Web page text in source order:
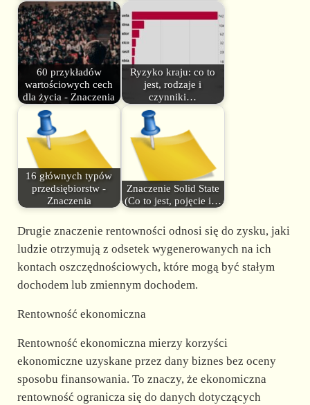
60 przykładów
wartościowych cech
dla życia - Znaczenia
Ryzyko kraju: co to
jest, rodzaje i
czynniki…
16 głównych typów
przedsiębiorstw -
Znaczenia
Znaczenie Solid State
(Co to jest, pojęcie i…
Drugie znaczenie rentowności odnosi się do zysku, jaki
ludzie otrzymują z odsetek wygenerowanych na ich
kontach oszczędnościowych, które mogą być stałym
dochodem lub zmiennym dochodem.
Rentowność ekonomiczna
Rentowność ekonomiczna mierzy korzyści
ekonomiczne uzyskane przez dany biznes bez oceny
sposobu finansowania. To znaczy, że ekonomiczna
rentowność ogranicza się do danych dotyczących